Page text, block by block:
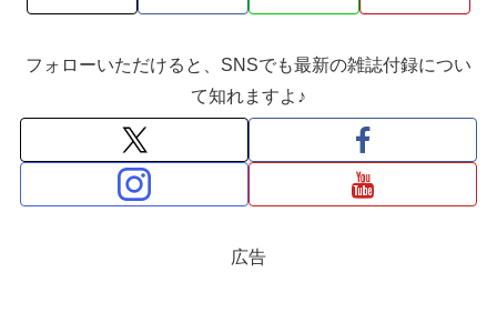
フォローいただけると、SNSでも最新の雑誌付録につい
て知れますよ♪
広告